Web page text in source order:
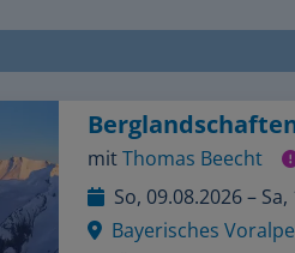
mitThomas Beecht
So, 09.08.2026 –
Bayerisches